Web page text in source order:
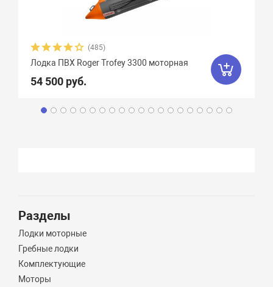
(485)
Лодка ПВХ Roger Trofey 3300 моторная
54 500 руб.
Разделы
Лодки моторные
Гребные лодки
Комплектующие
Моторы